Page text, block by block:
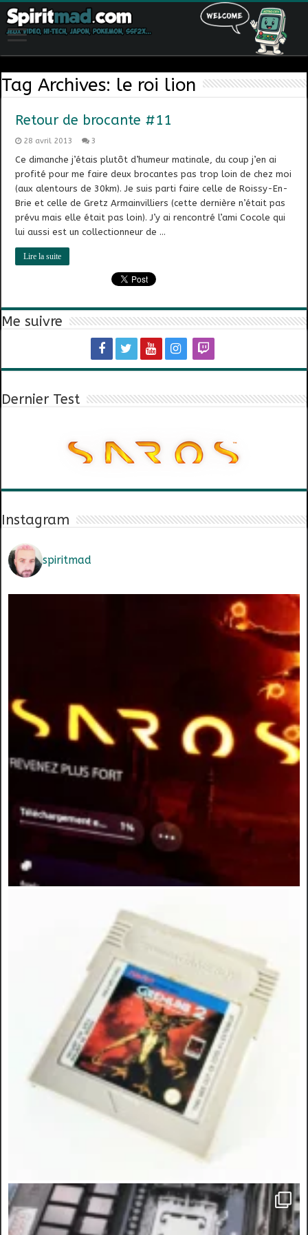
Tag Archives: le roi lion
Retour de brocante #11
28 avril 2013 3
Ce dimanche j’étais plutôt d’humeur matinale, du coup j’en ai
profité pour me faire deux brocantes pas trop loin de chez moi
(aux alentours de 30km). Je suis parti faire celle de Roissy-En-
Brie et celle de Gretz Armainvilliers (cette dernière n’était pas
prévu mais elle était pas loin). J’y ai rencontré l’ami Cocole qui
lui aussi est un collectionneur de …
Lire la suite
Me suivre
Dernier Test
Instagram
spiritmad